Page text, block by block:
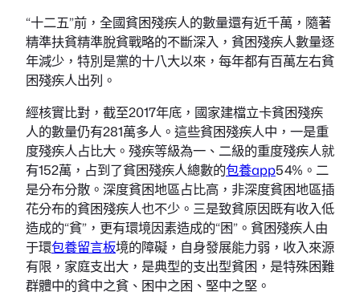
“十二五”前，全國貧困殘疾人的數量還有近千萬，隨著
精準扶貧精準脫貧戰略的不斷深入，貧困殘疾人數量逐
年減少，特別是黨的十八大以來，每年都有百萬左右貧
困殘疾人出列。
經核實比對，截至2017年底，國家建檔立卡貧困殘疾
人的數量仍有281萬多人。這些貧困殘疾人中，一是重
度殘疾人占比大。殘疾等級為一、二級的重度殘疾人就
有152萬，占到了貧困殘疾人總數的包養app54%。二
是分布分散。深度貧困地區占比高，非深度貧困地區插
花分布的貧困殘疾人也不少。三是致貧原因既有收入低
造成的“貧”，更有環境因素造成的“困”。貧困殘疾人由
于環包養留言板境的障礙，自身發展能力弱，收入來源
有限，家庭支出大，是典型的支出型貧困，是特殊困難
群體中的貧中之貧、困中之困、堅中之堅。